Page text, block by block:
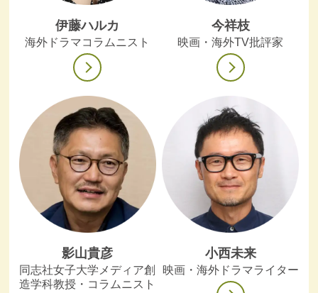
伊藤ハルカ
海外ドラマコラムニスト
今祥枝
映画・海外TV批評家
影山貴彦
同志社女子大学メディア創
造学科教授・コラムニスト
小西未来
映画・海外ドラマライター